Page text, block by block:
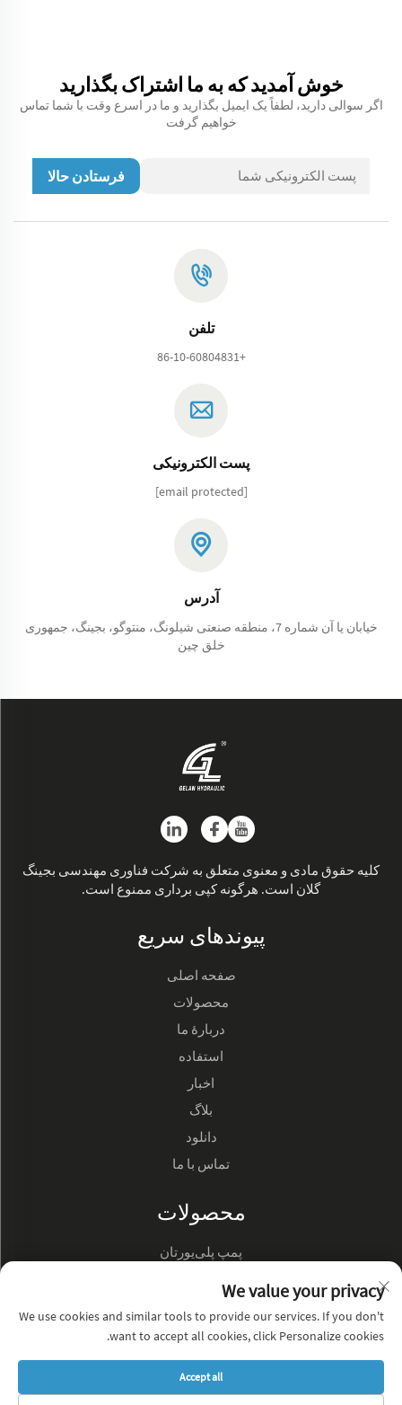
خوش آمدید که به ما اشتراک بگذارید
اگر سوالی دارید، لطفاً یک ایمیل بگذارید و ما در اسرع وقت با شما تماس
خواهیم گرفت
فرستادن حالا
تلفن
+86-10-60804831
پست الکترونیکی
[email protected]
آدرس
خیابان یا آن شماره 7، منطقه صنعتی شیلونگ، منتوگو، بجینگ، جمهوری
خلق چین
کلیه حقوق مادی و معنوی متعلق به شرکت فناوری مهندسی بجینگ
گلان است. هرگونه کپی برداری ممنوع است.
پیوندهای سریع
صفحه اصلی
محصولات
دربارهٔ ما
استفاده
اخبار
بلاگ
دانلود
تماس با ما
محصولات
پمپ پلی‌یورتان
درباره شرکت
وبلاگ
We value your privacy
We use cookies and similar tools to provide our services. If you don't
want to accept all cookies, click Personalize cookies.
Accept all